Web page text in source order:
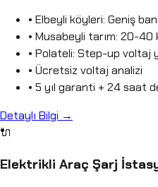
• Elbeyli köyleri: Geniş
• Musabeyli tarım: 20-40
• Polateli: Step-up voltaj
• Ücretsiz voltaj analizi
• 5 yıl garanti + 24 saat
Detaylı Bilgi →
🔌
Elektrikli Araç Şarj